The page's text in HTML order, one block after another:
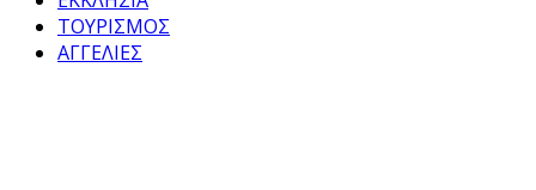
ΤΟΥΡΙΣΜΟΣ
ΑΓΓΕΛΙΕΣ